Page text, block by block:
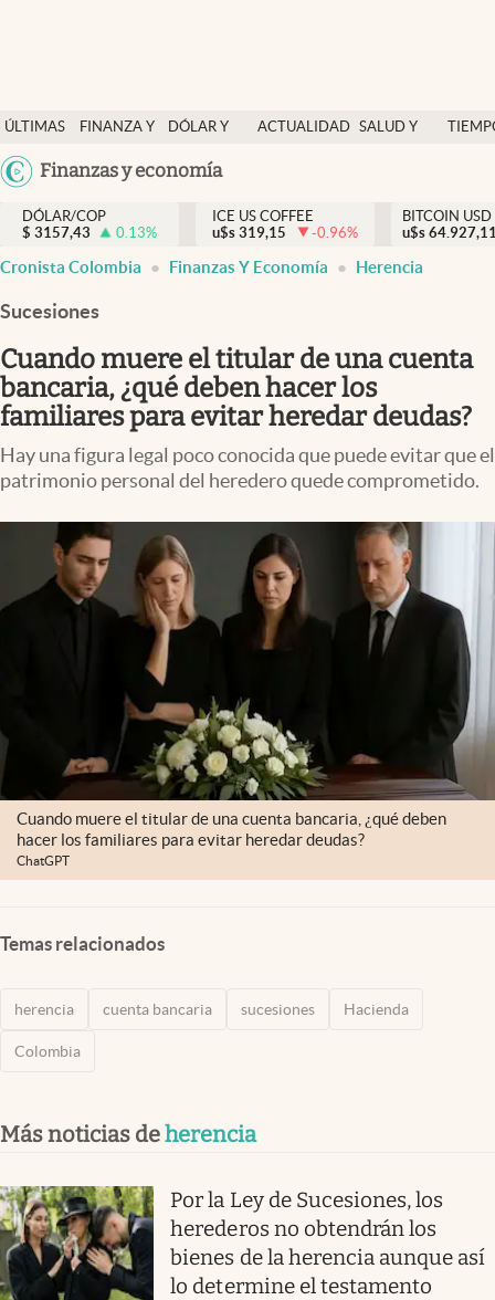
ÚLTIMAS
NOTICIAS
FINANZA Y
DÓLAR Y
ACTUALIDAD SALUD Y
México
Finanzas y economía
Salud y nutrición
Vida espiritual
Actualidad
Colombia
DÓLAR/COP
$ 3157,43 0.13%
ICE US COFFEE
u$s 319,15 -0.96%
BITCOIN USD
u$s
Cronista Colombia Finanzas Y Economía Herencia
Sucesiones
Cuando muere el titular de una cuenta
bancaria, ¿qué deben hacer los
familiares para evitar heredar deudas?
Hay una figura legal poco conocida que puede evitar que el
patrimonio personal del heredero quede comprometido.
Cuando muere el titular de una cuenta bancaria, ¿qué deben
hacer los familiares para evitar heredar deudas?
ChatGPT
Temas relacionados
herencia cuenta bancaria sucesiones Hacienda
Colombia
Más noticias deherencia
Por la Ley de Sucesiones, los
herederos no obtendrán los
bienes de la herencia aunque así
lo determine el testamento